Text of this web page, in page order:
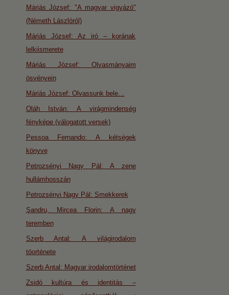
Máriás József: "A magyar vigyázó"
(Németh Lászlóról)
Máriás József: Az iró – korának
lelkiismerete
Máriás József: Olvasmányaim
ösvényein
Máriás József: Olvassunk bele…
Oláh István: A virágmindenség
fényképe (válogatott versek)
Pessoa Fernando: A kétségek
könyve
Petrozsényi Nagy Pál: A zene
hullámhosszán
Petrozsényi Nagy Pál: Smekkerek
Şandru, Mircea Florin: A nagy
teremben
Szerb Antal: A világirodalom
töorténete
Szerb Antal: Magyar irodalomtörténet
Zsidó kultúra és identitás –